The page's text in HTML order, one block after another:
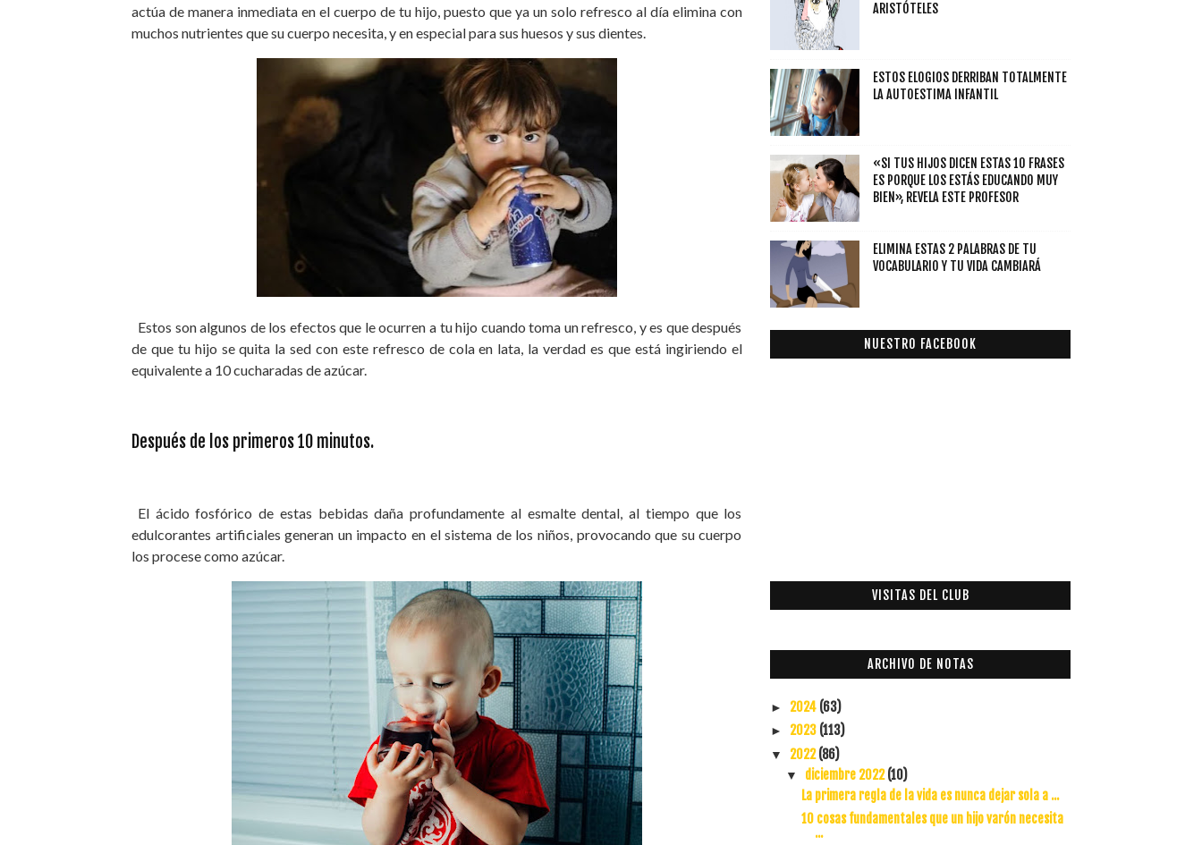
actúa de manera inmediata en el cuerpo de tu hijo, puesto que ya un solo refresco al día elimina con
muchos nutrientes que su cuerpo necesita, y en especial para sus huesos y sus dientes.
Estos son algunos de los efectos que le ocurren a tu hijo cuando toma un refresco, y es que después
de que tu hijo se quita la sed con este refresco de cola en lata, la verdad es que está ingiriendo el
equivalente a 10 cucharadas de azúcar.
Después de los primeros 10 minutos.
El ácido fosfórico de estas bebidas daña profundamente al esmalte dental, al tiempo que los
edulcorantes artificiales generan un impacto en el sistema de los niños, provocando que su cuerpo
los procese como azúcar.
ARISTÓTELES
ESTOS ELOGIOS DERRIBAN TOTALMENTE
LA AUTOESTIMA INFANTIL
«SI TUS HIJOS DICEN ESTAS 10 FRASES
ES PORQUE LOS ESTÁS EDUCANDO MUY
BIEN», REVELA ESTE PROFESOR
ELIMINA ESTAS 2 PALABRAS DE TU
VOCABULARIO Y TU VIDA CAMBIARÁ
NUESTRO FACEBOOK
VISITAS DEL CLUB
ARCHIVO DE NOTAS
► 2024 (63)
► 2023 (113)
▼ 2022(86)
▼ diciembre 2022(10)
La primera regla de la vida es nunca dejar sola a ...
10 cosas fundamentales que un hijo varón necesita
...